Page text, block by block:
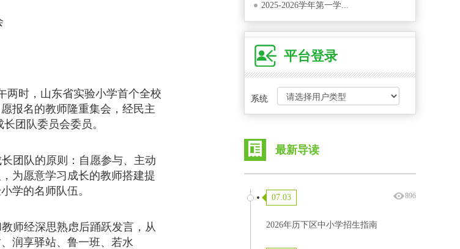
两时，山东省实验小学首个全校
报名的教师隆重集会，经民主
团队委员会委员。
团队的原则：自愿参与、主动
为愿意学习成长的教师搭建提
学的名师队伍。
师经深思熟虑后踊跃发言，从
润享驿站、鲁一班、若水
2025-2026学年第一学...
平台登录
系统
最新导读
896
07.03
2026年历下区中小学招生指南